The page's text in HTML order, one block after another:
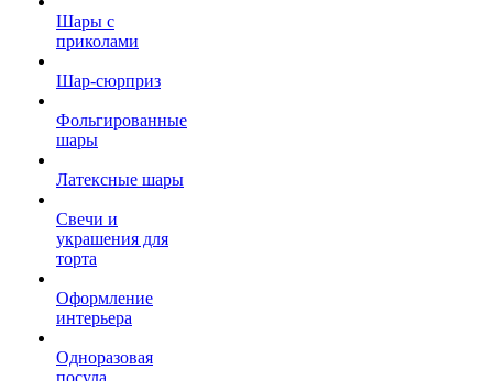
Шары с
приколами
Шар-сюрприз
Фольгированные
шары
Латексные шары
Свечи и
украшения для
торта
Оформление
интерьера
Одноразовая
посуда